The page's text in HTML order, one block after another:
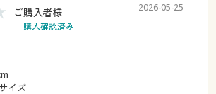
ご購入者様
購入確認済み
2026-05-25
イズ